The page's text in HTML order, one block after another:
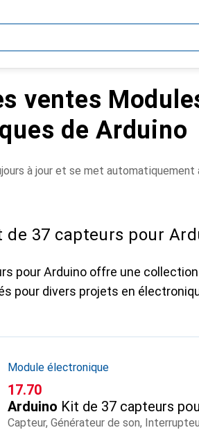
ventes
de Arduino
à jour et se met automatiquement
de 37 capteurs pour
pour Arduino offre une
pour divers projets en
Module électronique
CHF
17.70
Arduino Kit de 37 capteurs
Capteur, Générateur de son,